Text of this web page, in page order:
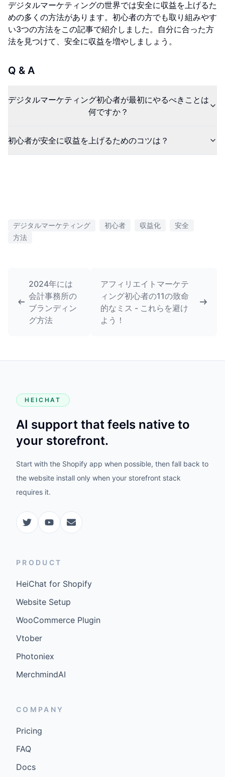
デジタルマーケティングの世界では安全に収益を上げるた
めの多くの方法があります。初心者の方でも取り組みやす
い3つの方法をこの記事で紹介しました。自分に合った方
法を見つけて、安全に収益を増やしましょう。
Q & A
デジタルマーケティング初心者が最初にやるべきことは
何ですか？
初心者が安全に収益を上げるためのコツは？
デジタルマーケティング 初心者 収益化
安全
方法
2024年には
会計事務所の
ブランディン
グ方法
アフィリエイトマーケテ
ィング初心者の11の致命
的なミス - これらを避け
よう！
HEICHAT
AI support that feels native to
your storefront.
Start with the Shopify app when possible, then fall back to
the website install only when your storefront stack
requires it.
PRODUCT
HeiChat for Shopify
Website Setup
WooCommerce Plugin
Vtober
Photoniex
MerchmindAI
COMPANY
Pricing
FAQ
Docs